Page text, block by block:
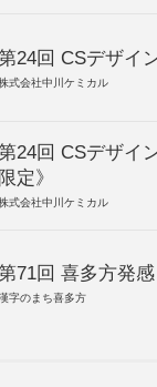
24回 CSデザイ
式会社中川ケミカル
24回 CSデザイ
限定》
式会社中川ケミカル
71回 喜多方発
字のまち喜多方